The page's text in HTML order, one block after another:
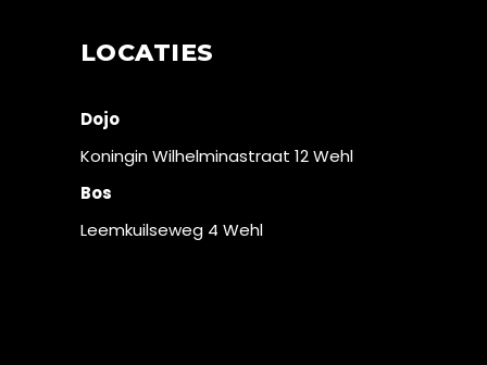
LOCATIES
Dojo
Koningin Wilhelminastraat 12 Wehl
Bos
Leemkuilseweg 4 Wehl